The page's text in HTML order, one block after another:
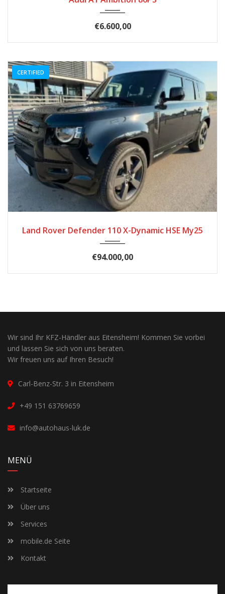
€6.600,00
CERTIFIED
Land Rover Defender 110 X-Dynamic HSE My25
€94.000,00
Wir sind Ihr KFZ-Händler aus Eitensheim! Kommen Sie vorbei
und lassen Sie sich von uns beraten.
Wir freuen uns auf Ihren Besuch!
Carl-Benz-Str. 3 in Eitensheim
+49 151 63769659
info@autohaus-luk.de
MENÜ
Startseite
Über uns
Services
mobile.de Seite
Kontakt